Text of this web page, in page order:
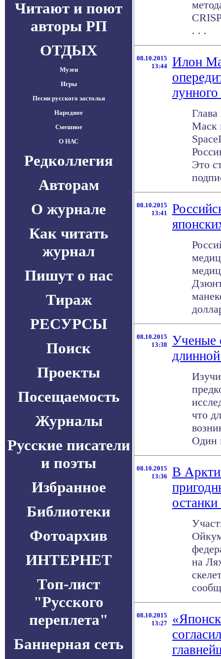
Читают и поют
авторы РП
ОТДЫХ
Музеи
Игры
Песни русского застолья
Народное
Смешное
О НАС
Редколлегия
Авторам
О журнале
Как читать
журнал
Пишут о нас
Тираж
РЕСУРСЫ
Поиск
Проекты
Посещаемость
Журналы
Русские писатели
и поэты
Избранное
Библиотеки
Фотоархив
ИНТЕРНЕТ
Топ-лист
"Русского
переплета"
Баннерная сеть
. . .
08.10.2015
13:44
Илон
Маск
Это
08.10.2015
13:41
08.10.2015
13:38
Ученые
что
Один
08.10.2015
13:36
В
на
08.10.2015
13:27